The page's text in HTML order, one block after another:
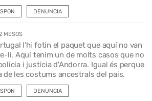
DENUNCIA
MESOS
l'hi fotin el paquet que aquí no van
li. Aquí tenim un de molts casos que no
i justícia d'Andorra. Igual és perque
de les costums ancestrals del pais.
DENUNCIA